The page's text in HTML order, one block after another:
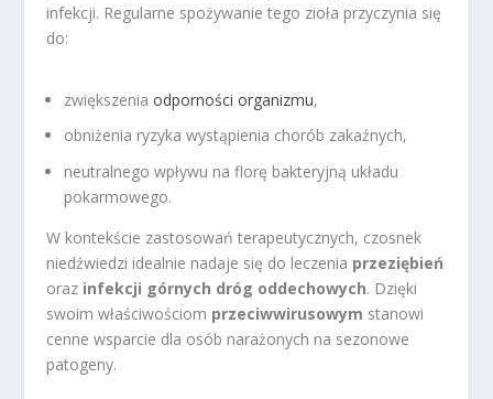
infekcji. Regularne spożywanie tego zioła przyczynia się
do:
zwiększeniaodporności organizmu,
obniżenia ryzyka wystąpienia chorób zakaźnych,
neutralnego wpływu na florę bakteryjną układu
pokarmowego.
W kontekście zastosowań terapeutycznych, czosnek
niedźwiedzi idealnie nadaje się do leczenia przeziębień
oraz infekcji górnych dróg oddechowych. Dzięki
swoim właściwościom przeciwwirusowym stanowi
cenne wsparcie dla osób narażonych na sezonowe
patogeny.